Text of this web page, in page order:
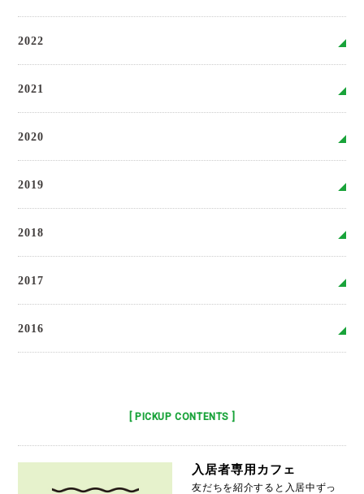
2022
2021
2020
2019
2018
2017
2016
[ PICKUP CONTENTS ]
入居者専用カフェ
友だちを紹介すると入居中ずっ